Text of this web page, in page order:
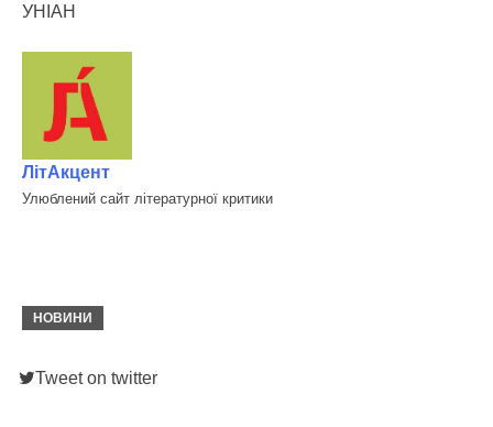
УНІАН
ЛітАкцент
Улюблений сайт літературної критики
НОВИНИ
Tweet on twitter